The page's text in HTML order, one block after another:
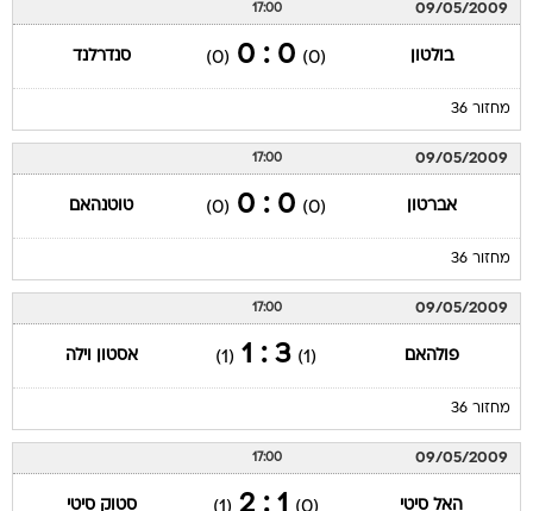
09/05/2009
17:00
בולטון (0)
0 : 0
(0) סנדרלנד
מחזור 36
09/05/2009
17:00
אברטון (0)
0 : 0
(0) טוטנהאם
מחזור 36
09/05/2009
17:00
פולהאם (1)
3 : 1
(1) אסטון וילה
מחזור 36
09/05/2009
17:00
האל סיטי סטוק סיטי